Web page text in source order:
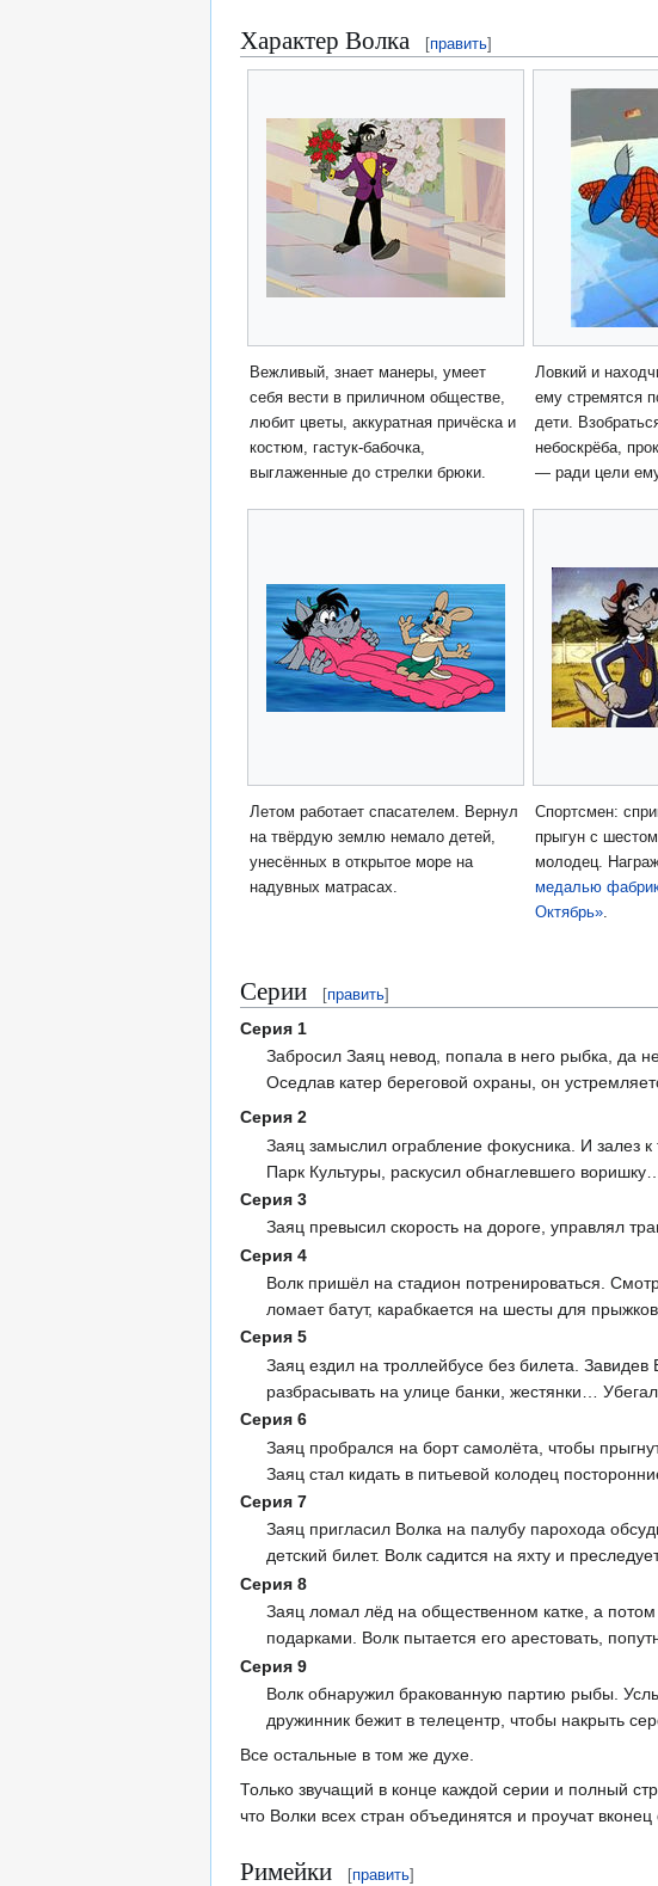
Характер Волка [править]
Вежливый, знает манеры, умеет
себя вести в приличном обществе,
любит цветы, аккуратная причёска и
костюм, гастук-бабочка,
выглаженные до стрелки брюки.
Ловкий и
ему стремятся
дети.
небоскрёба,
— ради цели
Летом работает спасателем. Вернул
на твёрдую землю немало детей,
унесённых в открытое море на
надувных матрасах.
Спортсмен:
прыгун с
молодец.
медалью
Октябрь».
Серии [править]
Серия 1
Забросил Заяц невод, попала в него рыбка, да
Оседлав катер береговой охраны, он
Серия 2
Заяц замыслил ограбление фокусника. И залез
Парк Культуры, раскусил обнаглевшего воришку…
Серия 3
Заяц превысил скорость на дороге, управлял
Серия 4
Волк пришёл на стадион потренироваться.
ломает батут, карабкается на шесты для прыжков.
Серия 5
Заяц ездил на троллейбусе без билета.
разбрасывать на улице банки, жестянки…
Серия 6
Заяц пробрался на борт самолёта, чтобы
Заяц стал кидать в питьевой колодец
Серия 7
Заяц пригласил Волка на палубу парохода
детский билет. Волк садится на яхту и
Серия 8
Заяц ломал лёд на общественном катке, а
подарками. Волк пытается его арестовать,
Серия 9
Волк обнаружил бракованную партию рыбы.
дружинник бежит в телецентр, чтобы накрыть
Все остальные в том же духе.
Только звучащий в конце каждой серии и полный
что Волки всех стран объединятся и проучат
Римейки [править]